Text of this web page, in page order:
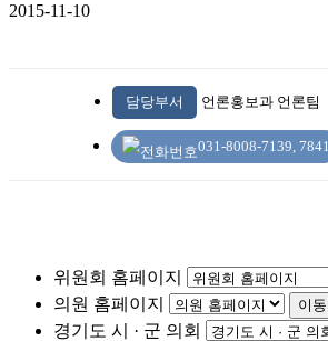
2015-11-10
담당부서 언론홍보과 언론팀
031-8008-7139, 7841
위원회 홈페이지
의원 홈페이지 이동
경기도 시 · 군 의회